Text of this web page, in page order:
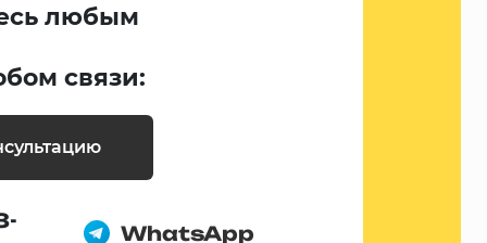
любым
связи:
WhatsApp